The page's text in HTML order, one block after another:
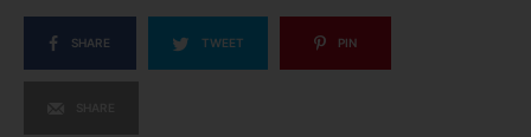
SHARE TWEET PIN